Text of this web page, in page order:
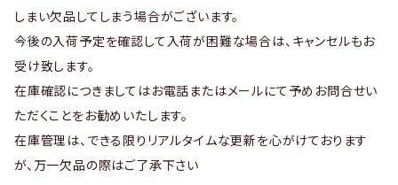
しまい欠品してしまう場合がございます。
今後の入荷予定を確認して入荷が困難な場合は、キャンセルもお
受け致します。
在庫確認につきましてはお電話またはメールにて予めお問合せい
ただくことをお勧めいたします。
在庫管理は、できる限りリアルタイムな更新を心がけております
が、万一欠品の際はご了承下さい